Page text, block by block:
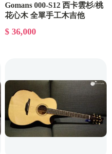
Gomans 000-S12 西卡雲杉/桃
花心木 全單手工木吉他
$ 36,000